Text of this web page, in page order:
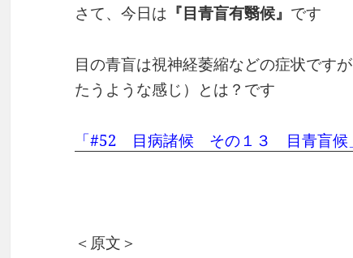
さて、今日は 『目青盲有翳候』 です
目の青盲は視神経萎縮などの症状です
たうような感じ）とは？です
「#52 目病諸候 その１３ 目青盲候
＜原文＞